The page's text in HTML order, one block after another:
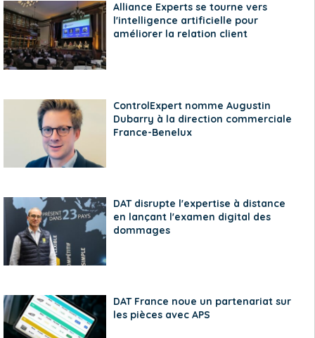
Alliance Experts se tourne vers
l'intelligence artificielle pour
améliorer la relation client
ControlExpert nomme Augustin
Dubarry à la direction commerciale
France-Benelux
DAT disrupte l'expertise à distance
en lançant l'examen digital des
dommages
DAT France noue un partenariat sur
les pièces avec APS